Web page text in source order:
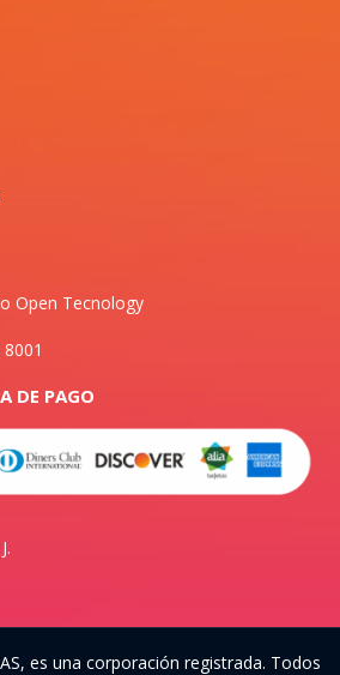
Open Tecnology
DE PAGO
es una corporación registrada. Todos